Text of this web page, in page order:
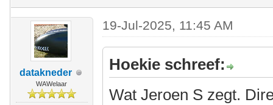
datakneder
WAWelaar
19-Jul-2025, 11:45 AM
Hoekie schreef:
Wat Jeroen S zegt.